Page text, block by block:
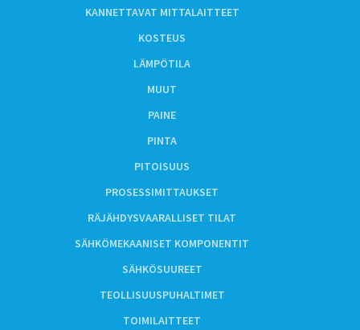
KANNETTAVAT MITTALAITTEET
KOSTEUS
LÄMPÖTILA
MUUT
PAINE
PINTA
PITOISUUS
PROSESSIMITTAUKSET
RÄJÄHDYSVAARALLISET TILAT
SÄHKÖMEKAANISET KOMPONENTIT
SÄHKÖSUUREET
TEOLLISUUSPUHALTIMET
TOIMILAITTEET